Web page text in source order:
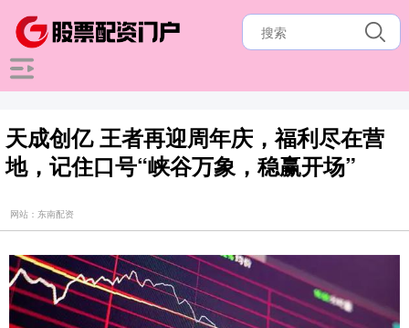
天成创亿 王者再迎周年庆，福利尽在营
地，记住口号“峡谷万象，稳赢开场”
网站：东南配资